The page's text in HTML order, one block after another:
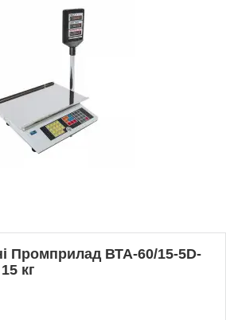
Промприлад ВТА-60/15-5D-
кг